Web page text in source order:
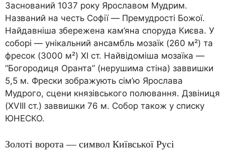
Заснований 1037 року Ярославом Мудрим.
Названий на честь Софії — Премудрості Божої.
Найдавніша збережена кам’яна споруда Києва. У
соборі — унікальний ансамбль мозаїк (260 м²) та
фресок (3000 м²) XI ст. Найвідоміша мозаїка —
“Богородиця Оранта” (нерушима стіна) заввишки
5,5 м. Фрески зображують сім’ю Ярослава
Мудрого, сцени князівського полювання. Дзвіниця
(XVIII ст.) заввишки 76 м. Собор також у списку
ЮНЕСКО.
Золоті ворота — символ Київської Русі